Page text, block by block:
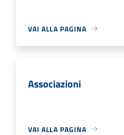
VAI ALLA PAGINA
Associazioni
VAI ALLA PAGINA